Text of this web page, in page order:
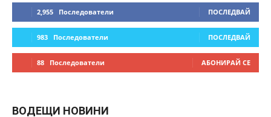
2,955 Последователи ПОСЛЕДВАЙ
983 Последователи ПОСЛЕДВАЙ
88 Последователи АБОНИРАЙ СЕ
ВОДЕЩИ НОВИНИ